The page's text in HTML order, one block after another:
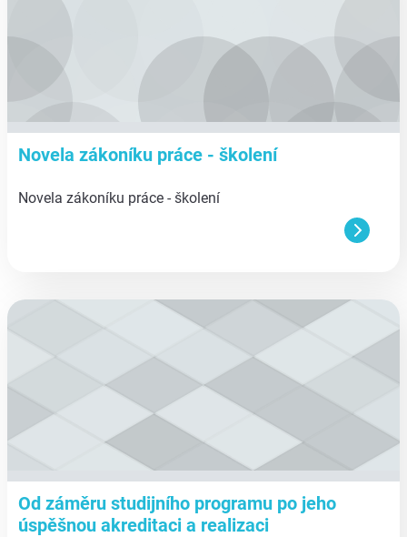
Novela zákoníku práce - školení
Novela zákoníku práce - školení
aa
Od záměru studijního programu po jeho
úspěšnou akreditaci a realizaci